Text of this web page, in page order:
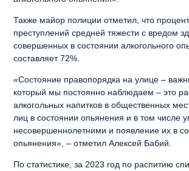
Также майор полиции отметил, что
преступлений средней тяжести с вредом
совершенных в состоянии алкогольного
составляет 72%.
«Состояние правопорядка на улице –
который мы постоянно наблюдаем – это
алкогольных напитков в общественных
лиц в состоянии опьянения и в том числе
несовершеннолетними и появление их в
опьянения», – отметил Алексей Бабий.
По статистике, за 2023 год по распитию